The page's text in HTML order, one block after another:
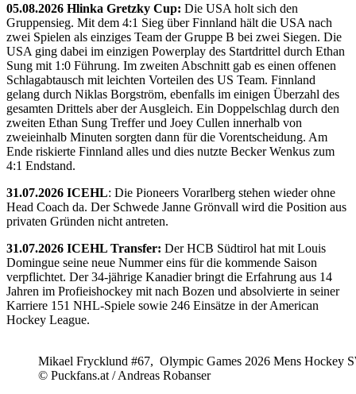
05.08.2026 Hlinka Gretzky Cup: Die USA holt sich den
Gruppensieg. Mit dem 4:1 Sieg über Finnland hält die USA nach
zwei Spielen als einziges Team der Gruppe B bei zwei Siegen. Die
USA ging dabei im einzigen Powerplay des Startdrittel durch Ethan
Sung mit 1:0 Führung. Im zweiten Abschnitt gab es einen offenen
Schlagabtausch mit leichten Vorteilen des US Team. Finnland
gelang durch Niklas Borgström, ebenfalls im einigen Überzahl des
gesamten Drittels aber der Ausgleich. Ein Doppelschlag durch den
zweiten Ethan Sung Treffer und Joey Cullen innerhalb von
zweieinhalb Minuten sorgten dann für die Vorentscheidung. Am
Ende riskierte Finnland alles und dies nutzte Becker Wenkus zum
4:1 Endstand.
31.07.2026 ICEHL: Die Pioneers Vorarlberg stehen wieder ohne
Head Coach da. Der Schwede Janne Grönvall wird die Position aus
privaten Gründen nicht antreten.
31.07.2026 ICEHL Transfer: Der HCB Südtirol hat mit Louis
Domingue seine neue Nummer eins für die kommende Saison
verpflichtet. Der 34-jährige Kanadier bringt die Erfahrung aus 14
Jahren im Profieishockey mit nach Bozen und absolvierte in seiner
Karriere 151 NHL-Spiele sowie 246 Einsätze in der American
Hockey League.
Mikael Frycklund #67, Olympic Games 2026 Mens Hockey
© Puckfans.at / Andreas Robanser